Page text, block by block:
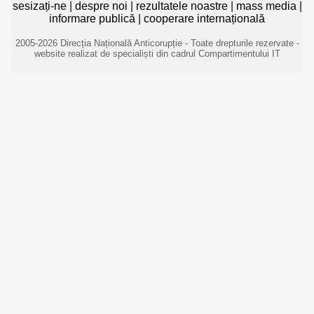
sesizați-ne| despre noi rezultatele noastre| mass media
informare publică
cooperare internațională
2005-2026 Direcția Națională Anticorupție - Toate drepturile rezervate -
website realizat de specialiști din cadrul Compartimentului IT